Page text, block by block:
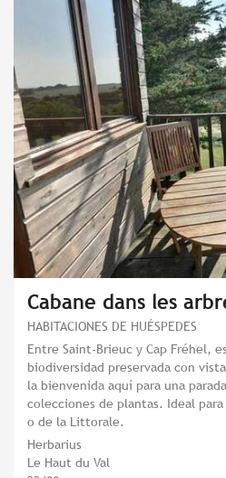
Cabane dans les
HABITACIONES DE HUÉSPEDES
Entre Saint-Brieuc y Cap Fréhel,
biodiversidad preservada con
la bienvenida aquí para una
colecciones de plantas. Ideal
o de la Littorale.
Herbarius
Le Haut du Val